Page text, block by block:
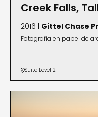
Creek Falls,
2016 | Gittel Chase
Fotografía en papel de
Suite Level 2